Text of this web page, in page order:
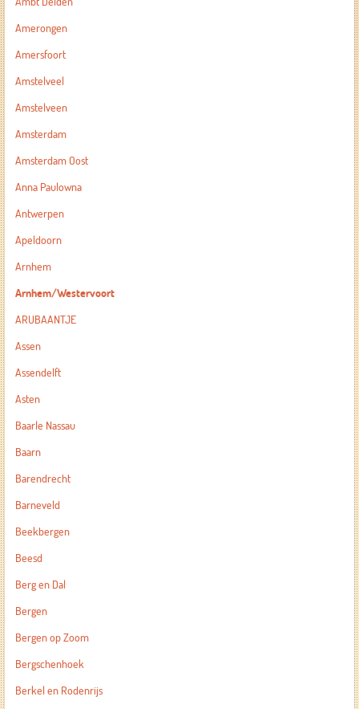
Amerongen
Amersfoort
Amstelveel
Amstelveen
Amsterdam
Amsterdam Oost
Anna Paulowna
Antwerpen
Apeldoorn
Arnhem
Arnhem/Westervoort
ARUBAANTJE
Assen
Assendelft
Asten
Baarle Nassau
Baarn
Barendrecht
Barneveld
Beekbergen
Beesd
Berg en Dal
Bergen
Bergen op Zoom
Bergschenhoek
Berkel en Rodenrijs